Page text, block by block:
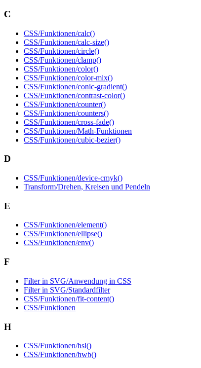
C
CSS/Funktionen/calc()
CSS/Funktionen/calc-size()
CSS/Funktionen/circle()
CSS/Funktionen/clamp()
CSS/Funktionen/color()
CSS/Funktionen/color-mix()
CSS/Funktionen/conic-gradient()
CSS/Funktionen/contrast-color()
CSS/Funktionen/counter()
CSS/Funktionen/counters()
CSS/Funktionen/cross-fade()
CSS/Funktionen/Math-Funktionen
CSS/Funktionen/cubic-bezier()
D
CSS/Funktionen/device-cmyk()
Transform/Drehen, Kreisen und Pendeln
E
CSS/Funktionen/element()
CSS/Funktionen/ellipse()
CSS/Funktionen/env()
F
Filter in SVG/Anwendung in CSS
Filter in SVG/Standardfilter
CSS/Funktionen/fit-content()
CSS/Funktionen
H
CSS/Funktionen/hsl()
CSS/Funktionen/hwb()